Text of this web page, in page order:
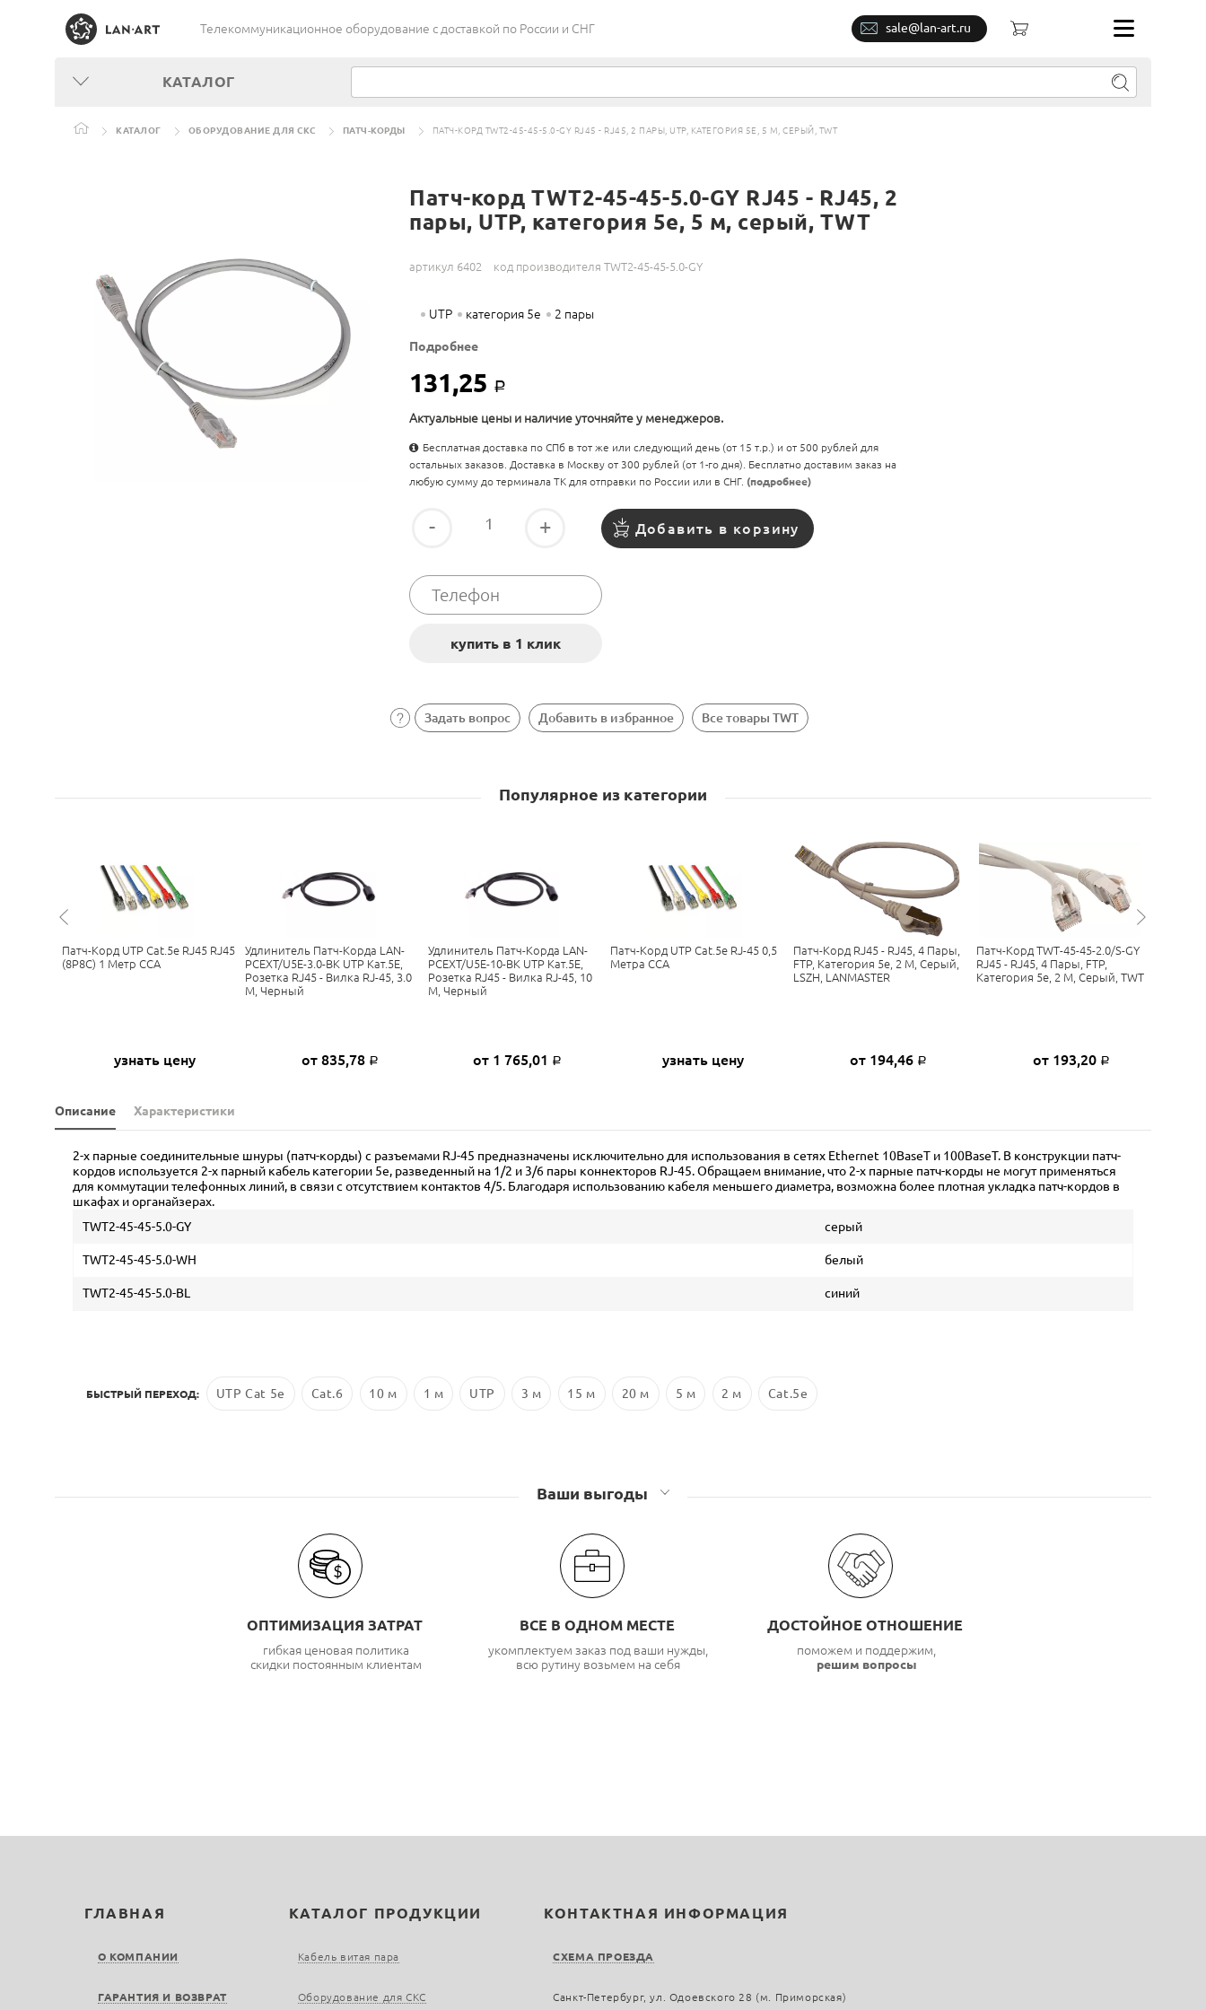
Телекоммуникационное оборудование c доставкой по России и СНГ sale@lan-art.ru
КАТАЛОГ
КАТАЛОГ ОБОРУДОВАНИЕ ДЛЯ СКС ПАТЧ-КОРДЫ ПАТЧ-КОРД TWT2-45-45-5.0-GY RJ45 - RJ45, 2 ПАРЫ, UTP, КАТЕГОРИЯ 5Е, 5 М, СЕРЫЙ, TWT
Патч-корд TWT2-45-45-5.0-GY RJ45 - RJ45, 2
пары, UTP, категория 5е, 5 м, серый, TWT
артикул 6402 код производителя TWT2-45-45-5.0-GY
UTP категория 5е 2 пары
Подробнее
131,25 Р
Актуальные цены и наличие уточняйте у менеджеров.
Бесплатная доставка по СПб в тот же или следующий день (от 15 т.р.) и от 500 рублей для
остальных заказов. Доставка в Москву от 300 рублей (от 1-го дня). Бесплатно доставим заказ на
любую сумму до терминала ТК для отправки по России или в СНГ. (подробнее)
- + Добавить в корзину
Задать вопрос Добавить в избранное Все товары TWT
Популярное из категории
Патч-Корд UTP Cat.5e RJ45 RJ45
(8P8C) 1 Метр CCA
узнать цену
Удлинитель Патч-Корда LAN-
PCEXT/U5E-3.0-BK UTP Кат.5E,
Розетка RJ45 - Вилка RJ-45, 3.0
М, Черный
от 835,78 Р
Удлинитель Патч-Корда LAN-
PCEXT/U5E-10-BK UTP Кат.5E,
Розетка RJ45 - Вилка RJ-45, 10
М, Черный
от 1 765,01 Р
Патч-Корд UTP Cat.5e RJ-45 0,5
Метра CCA
узнать цену
Патч-Корд RJ45 - RJ45, 4 Пары,
FTP, Категория 5е, 2 М, Серый,
LSZH, LANMASTER
от 194,46 Р
Патч-Корд TWT-45-45-2.0/S-GY
RJ45 - RJ45, 4 Пары, FTP,
Категория 5е, 2 М, Серый, TWT
от 193,20 Р
Описание Характеристики
2-х парные соединительные шнуры (патч-корды) с разъемами RJ-45 предназначены исключительно для использования в сетях Ethernet 10BaseT и 100BaseT. В конструкции патч-
кордов используется 2-х парный кабель категории 5e, разведенный на 1/2 и 3/6 пары коннекторов RJ-45. Обращаем внимание, что 2-х парные патч-корды не могут применяться
для коммутации телефонных линий, в связи с отсутствием контактов 4/5. Благодаря использованию кабеля меньшего диаметра, возможна более плотная укладка патч-кордов в
шкафах и органайзерах.
TWT2-45-45-5.0-GY
серый
TWT2-45-45-5.0-WH белый
TWT2-45-45-5.0-BL синий
БЫСТРЫЙ ПЕРЕХОД: UTP Cat 5e Cat.6 10 м 1 м UTP 3 м 15 м 20 м 5 м 2 м Cat.5e
Ваши выгоды
ОПТИМИЗАЦИЯ ЗАТРАТ
гибкая ценовая политика
скидки постоянным клиентам
ВСЕ В ОДНОМ МЕСТЕ
укомплектуем заказ под ваши нужды,
всю рутину возьмем на себя
ДОСТОЙНОЕ ОТНОШЕНИЕ
поможем и поддержим,
решим вопросы
ГЛАВНАЯ
О КОМПАНИИ
ГАРАНТИЯ И ВОЗВРАТ
КАТАЛОГ ПРОДУКЦИИ
Кабель витая пара
Оборудование для СКС
КОНТАКТНАЯ ИНФОРМАЦИЯ
СХЕМА ПРОЕЗДА
Санкт-Петербург, ул. Одоевского 28 (м. Приморская)